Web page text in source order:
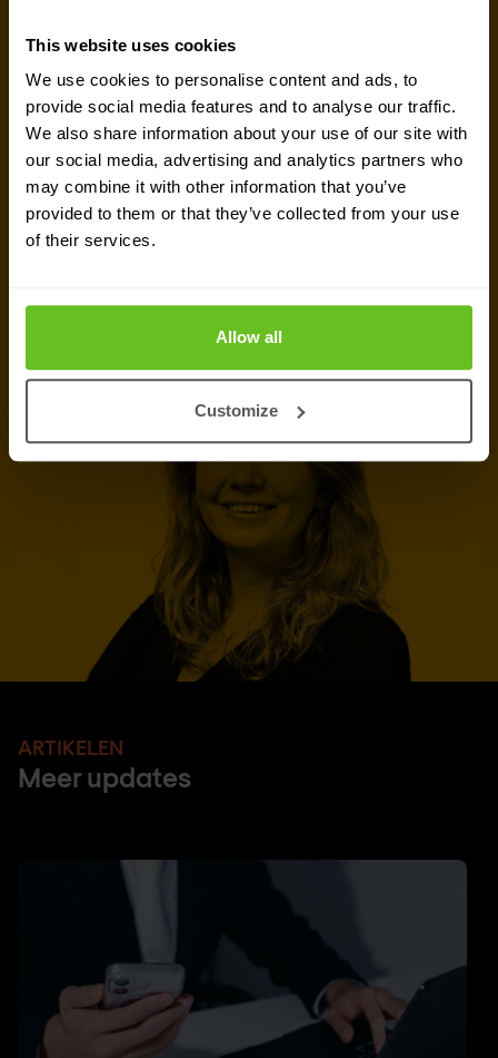
This website uses cookies
We use cookies to personalise content and ads, to
provide social media features and to analyse our traffic.
We also share information about your use of our site with
our social media, advertising and analytics partners who
may combine it with other information that you’ve
provided to them or that they’ve collected from your use
of their services.
Allow all
Customize
MAAK VERBINDING
Onze experts staan voor je klaar
Ben je op zoek naar prijsinformatie, technische
gegevens, support of een offerte op maat? Ons
team van experts inZoeterwoudestaat klaar om
je te helpen.
Offerte aanvragen
ARTIKELEN
Meer updates